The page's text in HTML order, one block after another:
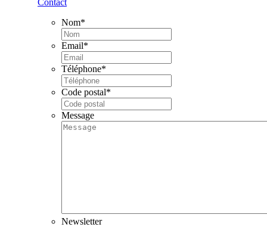
Contact
Nom*
Email*
Téléphone*
Code postal*
Message
Newsletter